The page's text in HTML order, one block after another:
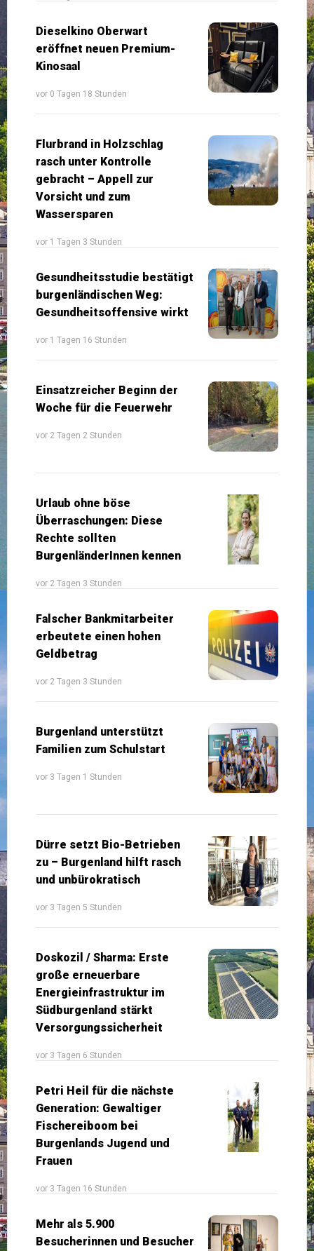
Dieselkino Oberwart
eröffnet neuen Premium-
Kinosaal
vor 0 Tagen 18 Stunden
Flurbrand in Holzschlag
rasch unter Kontrolle
gebracht – Appell zur
Vorsicht und zum
Wassersparen
vor 1 Tagen 3 Stunden
Gesundheitsstudie bestätigt
burgenländischen Weg:
Gesundheitsoffensive wirkt
vor 1 Tagen 16 Stunden
Einsatzreicher Beginn der
Woche für die Feuerwehr
vor 2 Tagen 2 Stunden
Urlaub ohne böse
Überraschungen: Diese
Rechte sollten
BurgenländerInnen kennen
vor 2 Tagen 3 Stunden
Falscher Bankmitarbeiter
erbeutete einen hohen
Geldbetrag
vor 2 Tagen 3 Stunden
Burgenland unterstützt
Familien zum Schulstart
vor 3 Tagen 1 Stunden
Dürre setzt Bio-Betrieben
zu – Burgenland hilft rasch
und unbürokratisch
vor 3 Tagen 5 Stunden
Doskozil / Sharma: Erste
große erneuerbare
Energieinfrastruktur im
Südburgenland stärkt
Versorgungssicherheit
vor 3 Tagen 6 Stunden
Petri Heil für die nächste
Generation: Gewaltiger
Fischereiboom bei
Burgenlands Jugend und
Frauen
vor 3 Tagen 16 Stunden
Mehr als 5.900
Besucherinnen und Besucher